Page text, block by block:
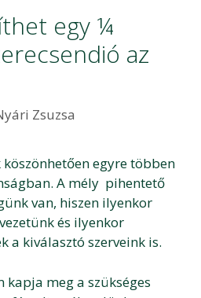
egy ¼
az
Zsuzsa
köszönhetően egyre többen
A mély pihentető
van, hiszen ilyenkor
és ilyenkor
a kiválasztó szerveink is.
kapja meg a szükséges